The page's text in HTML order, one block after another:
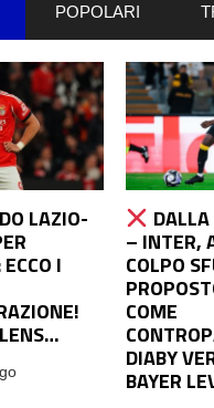
POPOLARI
LAZIO-
I
– INTER,
COLPO
COME
DIABY
BAYER